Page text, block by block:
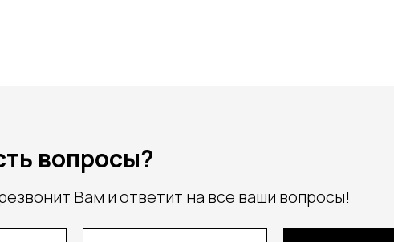
вопросы?
Вам и ответит на все ваши вопросы!